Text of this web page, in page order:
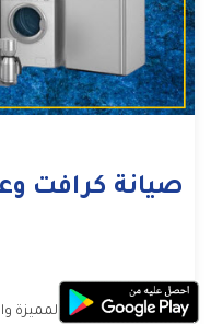
صيانة كرافت
كرافتمن الشركات المميزة